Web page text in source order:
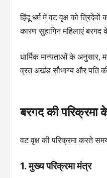
हिंदू धर्म में वट वृक्ष को
कारण सुहागिन महिलाएं
धार्मिक मान्यताओं के अनुसार,
व्रत अखंड सौभाग्य और पति की
बरगद की परिक्रमा
वट वृक्ष की परिक्रमा करते
1. मुख्य परिक्रमा मंत्र